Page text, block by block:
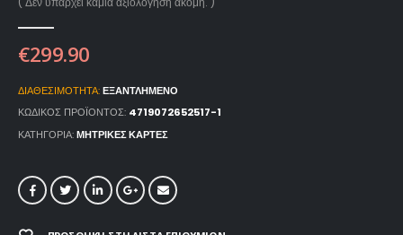
€299.90
ΔΙΑΘΕΣΙΜΌΤΗΤΑ:ΕΞΑΝΤΛΗΜΈΝΟ
ΚΩΔΙΚΌΣ ΠΡΟΪΌΝΤΟΣ: 4719072652517-1
ΚΑΤΗΓΟΡΊΑ:ΜΗΤΡΙΚΕΣ ΚΑΡΤΕΣ